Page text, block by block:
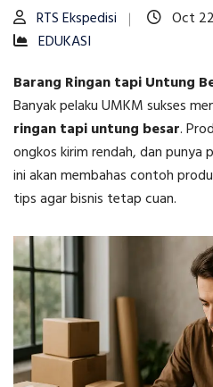
RTS Ekspedisi
Oct
EDUKASI
Barang Ringan tapi Untung
Banyak pelaku UMKM sukses
ringan tapi untung besar.
ongkos kirim rendah, dan
ini akan membahas contoh
tips agar bisnis tetap cuan.